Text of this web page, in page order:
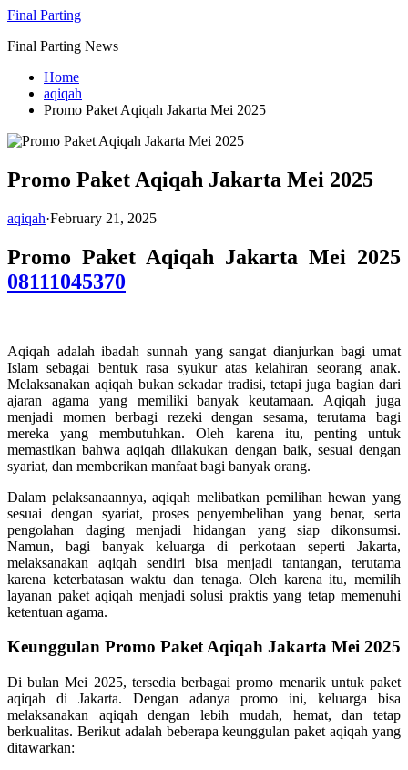
Skip
content
Final Parting
Final Parting News
Home
aqiqah
Promo Paket Aqiqah Jakarta Mei 2025
Promo Paket Aqiqah Jakarta Mei 2025
aqiqah·February 21, 2025
Promo Paket Aqiqah Jakarta Mei 2025
08111045370
Aqiqah adalah ibadah sunnah yang sangat dianjurkan bagi umat
Islam sebagai bentuk rasa syukur atas kelahiran seorang anak.
Melaksanakan aqiqah bukan sekadar tradisi, tetapi juga bagian dari
ajaran agama yang memiliki banyak keutamaan. Aqiqah juga
menjadi momen berbagi rezeki dengan sesama, terutama bagi
mereka yang membutuhkan. Oleh karena itu, penting untuk
memastikan bahwa aqiqah dilakukan dengan baik, sesuai dengan
syariat, dan memberikan manfaat bagi banyak orang.
Dalam pelaksanaannya, aqiqah melibatkan pemilihan hewan yang
sesuai dengan syariat, proses penyembelihan yang benar, serta
pengolahan daging menjadi hidangan yang siap dikonsumsi.
Namun, bagi banyak keluarga di perkotaan seperti Jakarta,
melaksanakan aqiqah sendiri bisa menjadi tantangan, terutama
karena keterbatasan waktu dan tenaga. Oleh karena itu, memilih
layanan paket aqiqah menjadi solusi praktis yang tetap memenuhi
ketentuan agama.
Keunggulan Promo Paket Aqiqah Jakarta Mei 2025
Di bulan Mei 2025, tersedia berbagai promo menarik untuk paket
aqiqah di Jakarta. Dengan adanya promo ini, keluarga bisa
melaksanakan aqiqah dengan lebih mudah, hemat, dan tetap
berkualitas. Berikut adalah beberapa keunggulan paket aqiqah yang
ditawarkan: